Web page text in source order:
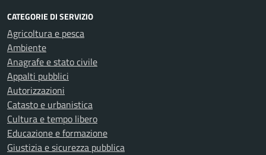
CATEGORIE DI SERVIZIO
Agricoltura e pesca
Ambiente
Anagrafe e stato civile
Appalti pubblici
Autorizzazioni
Catasto e urbanistica
Cultura e tempo libero
Educazione e formazione
Giustizia e sicurezza pubblica